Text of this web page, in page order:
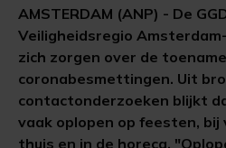
AMSTERDAM (ANP) - De
Veiligheidsregio
zich zorgen over de
coronabesmettingen. Uit
contactonderzoeken blijkt
vaak oplopen op feesten, bij
thuis en in de horeca.